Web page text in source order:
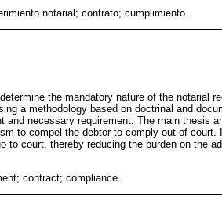
notarial; contrato; cumplimiento.
the mandatory nature of the notarial
a methodology based on doctrinal and
necessary requirement. The main thesis
to compel the debtor to comply out of court.
to court, thereby reducing the burden on the
contract; compliance.